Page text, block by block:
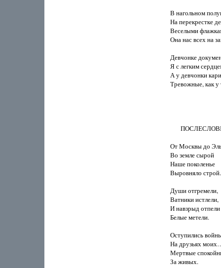
В нагольном
На перекрестке
Веселыми
Она нас всех на
Девчонке
Я с легким
А у девчонки
Тревожные, как у
От Москвы до
Во земле сырой
Наше поколенье
Выровняло строй.
Души отгремели,
Ватники истлели,
И навзрыд отпели
Белые метели.
Оступились
На друзьях
Мертвые
За живых.